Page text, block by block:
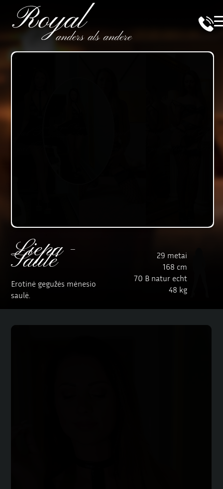
Liepa -
Saulė
Erotinė gegužės mėnesio
saulė.
29 metai
168 cm
70 B natur echt
48 kg